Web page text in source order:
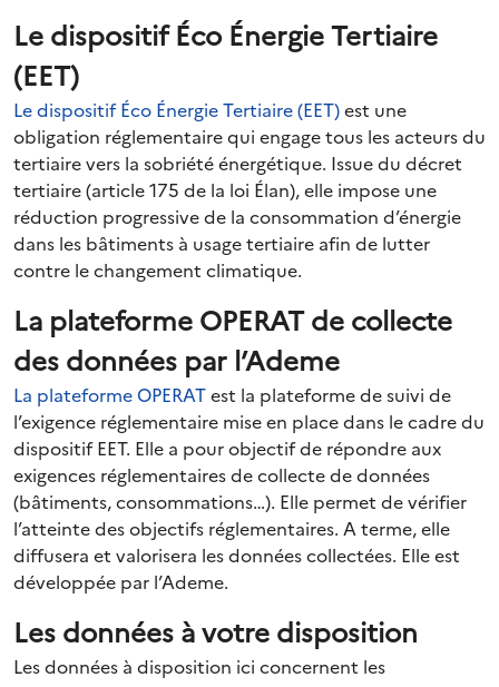
Le dispositif Éco Énergie Tertiaire
(EET)
Le dispositif Éco Énergie Tertiaire (EET)est une
obligation réglementaire qui engage tous les acteurs du
tertiaire vers la sobriété énergétique. Issue du décret
tertiaire (article 175 de la loi Élan), elle impose une
réduction progressive de la consommation d’énergie
dans les bâtiments à usage tertiaire afin de lutter
contre le changement climatique.
La plateforme OPERAT de collecte
des données par l’Ademe
La plateforme OPERATest la plateforme de suivi de
l’exigence réglementaire mise en place dans le cadre du
dispositif EET. Elle a pour objectif de répondre aux
exigences réglementaires de collecte de données
(bâtiments, consommations…). Elle permet de vérifier
l’atteinte des objectifs réglementaires. A terme, elle
diffusera et valorisera les données collectées. Elle est
développée par l’Ademe.
Les données à votre disposition
Les données à disposition ici concernent les